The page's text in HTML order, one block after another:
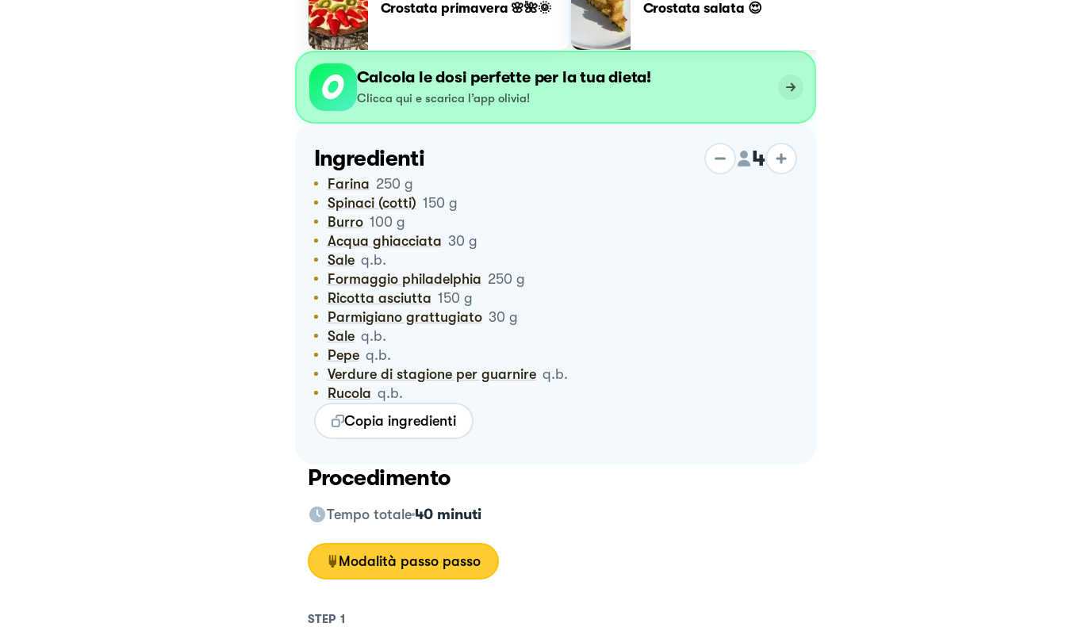
Crostata primavera 🌸🌺🌞 Crostata salata 😍
Calcola le dosi perfette per la tua dieta!
Clicca qui e scarica l’app olivia!
Ingredienti 4
Farina 250 g
Spinaci (cotti) 150 g
Burro 100 g
Acqua ghiacciata 30 g
Sale q.b.
Formaggio philadelphia 250 g
Ricotta asciutta 150 g
Parmigiano grattugiato 30 g
Sale q.b.
Pepe q.b.
Verdure di stagione per guarnire q.b.
Rucola q.b.
Copia ingredienti
Procedimento
Tempo totale 40 minuti
Modalità passo passo
STEP 1